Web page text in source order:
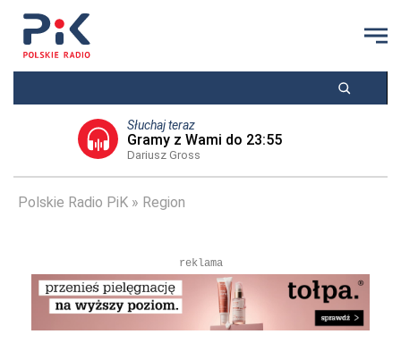
Słuchaj teraz
Gramy z Wami do 23:55
Dariusz Gross
Polskie Radio PiK Region
reklama